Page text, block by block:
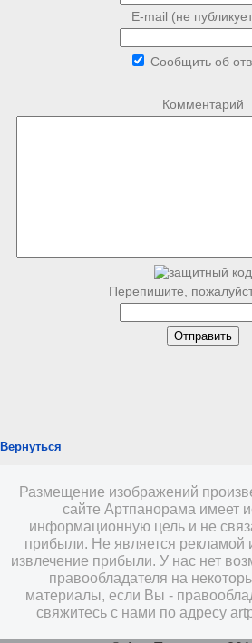
E-mail (не
Сообщить об
Комментарий
Перепишите,
Вернуться
Размещение изображений
сайте Артпанорама имеет
информационную цель и не
прибыли. Не является рекламой
извлечение прибыли. У нас нет
правообладателя на
материалы, если Вы -
свяжитесь с нами по адресу